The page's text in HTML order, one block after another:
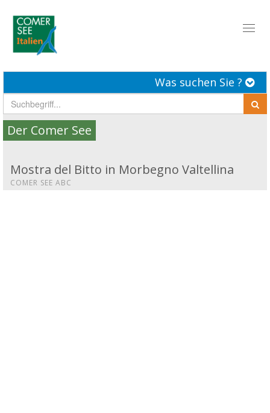
Was suchen Sie ?
Der Comer See
Mostra del Bitto in Morbegno Valtellina
COMER SEE ABC